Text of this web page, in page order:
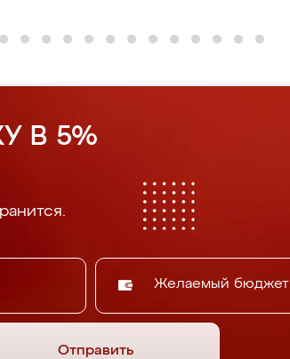
В 5%
Желаемый бюджет
Отправить